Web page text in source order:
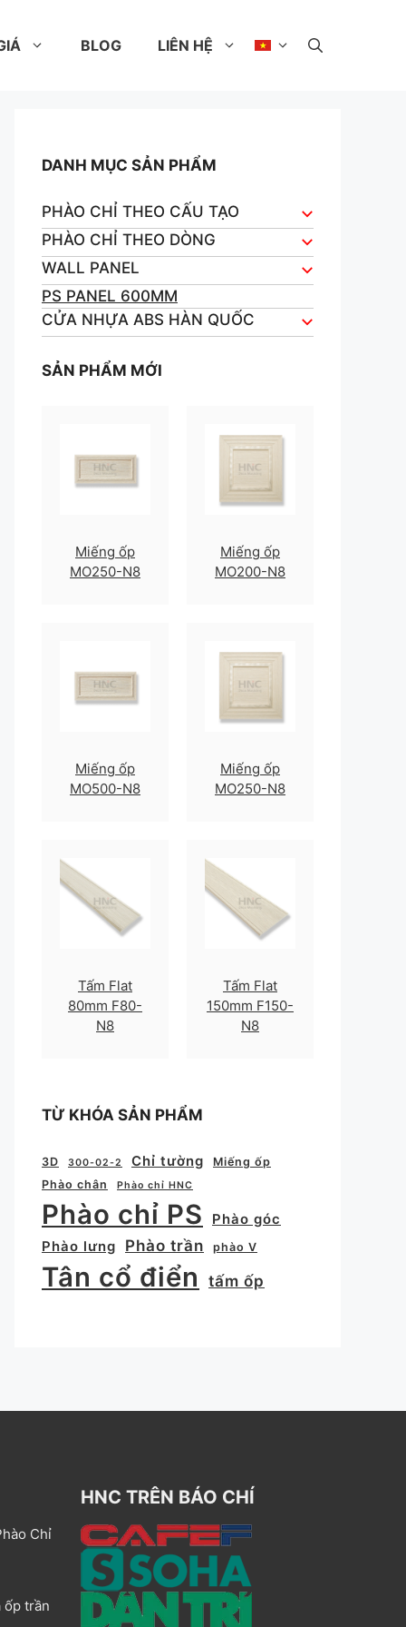
BLOG LIÊN HỆ
DANH MỤC SẢN PHẨM
PHÀO CHỈ THEO CẤU TẠO
PHÀO CHỈ THEO DÒNG
WALL PANEL
PS PANEL 600MM
CỬA NHỰA ABS HÀN QUỐC
SẢN PHẨM MỚI
Miếng ốp
MO250-N8
Miếng ốp
MO200-N8
Miếng ốp
MO500-N8
Miếng ốp
MO250-N8
Tấm Flat
80mm F80-
N8
Tấm Flat
150mm F150-
N8
TỪ KHÓA SẢN PHẨM
3D 300-02-2 Chỉ tường
Miếng ốp
Phào chân
Phào chỉ HNC
Phào chỉ PS
Phào góc
Phào lưng
Phào trần phào V
Tân cổ điển tấm ốp
Chỉ
ốp trần
HNC TRÊN BÁO CHÍ